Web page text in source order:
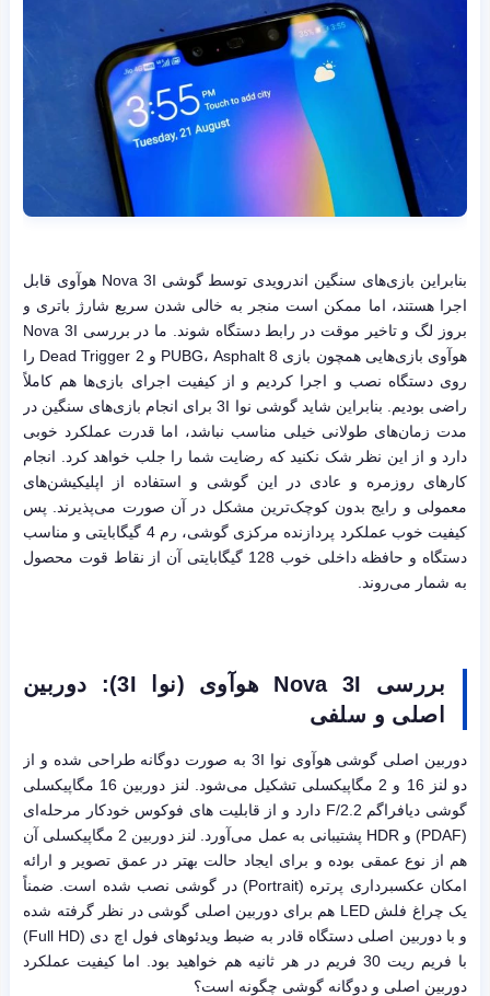
بنابراین بازی‌های سنگین اندرویدی توسط گوشی Nova 3I هوآوی قابل
اجرا هستند، اما ممکن است منجر به خالی شدن سریع شارژ باتری و
بروز لگ و تاخیر موقت در رابط دستگاه شوند. ما در بررسی Nova 3I
هوآوی بازی‌هایی همچون بازی PUBG، Asphalt 8 و Dead Trigger 2 را
روی دستگاه نصب و اجرا کردیم و از کیفیت اجرای بازی‌ها هم کاملاً
راضی بودیم. بنابراین شاید گوشی نوا 3I برای انجام بازی‌های سنگین در
مدت زمان‌های طولانی خیلی مناسب نباشد، اما قدرت عملکرد خوبی
دارد و از این نظر شک نکنید که رضایت شما را جلب خواهد کرد. انجام
کارهای روزمره و عادی در این گوشی و استفاده از اپلیکیشن‌های
معمولی و رایج بدون کوچک‌ترین مشکل در آن صورت می‌پذیرند. پس
کیفیت خوب عملکرد پردازنده مرکزی گوشی، رم 4 گیگابایتی و مناسب
دستگاه و حافظه داخلی خوب 128 گیگابایتی آن از نقاط قوت محصول
به شمار می‌روند.
بررسی Nova 3I هوآوی (نوا 3I): دوربین
اصلی و سلفی
دوربین اصلی گوشی هوآوی نوا 3I به صورت دوگانه طراحی شده و از
دو لنز 16 و 2 مگاپیکسلی تشکیل می‌شود. لنز دوربین 16 مگاپیکسلی
گوشی دیافراگم F/2.2 دارد و از قابلیت های فوکوس خودکار مرحله‌ای
(PDAF) و HDR پشتیبانی به عمل می‌آورد. لنز دوربین 2 مگاپیکسلی آن
هم از نوع عمقی بوده و برای ایجاد حالت بهتر در عمق تصویر و ارائه
امکان عکسبرداری پرتره (Portrait) در گوشی نصب شده است. ضمناً
یک چراغ فلش LED هم برای دوربین اصلی گوشی در نظر گرفته شده
و با دوربین اصلی دستگاه قادر به ضبط ویدئوهای فول اچ دی (Full HD)
با فریم ریت 30 فریم در هر ثانیه هم خواهید بود. اما کیفیت عملکرد
دوربین اصلی و دوگانه گوشی چگونه است؟